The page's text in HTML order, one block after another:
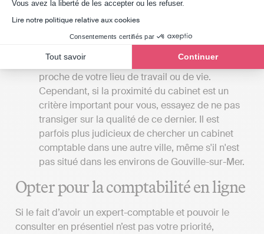
Vous avez la liberté de les accepter ou les refuser.
Lire notre politique relative aux cookies
Consentements certifiés par
Tout savoir Continuer
La proximité du cabinet
rendre dans un cabinet d’expertise comptable
dans les environs de Gouville-sur-Mer pour
rencontrer votre expert, autant qu’il soit au plus
proche de votre lieu de travail ou de vie.
Cependant, si la proximité du cabinet est un
critère important pour vous, essayez de ne pas
transiger sur la qualité de ce dernier. Il est
parfois plus judicieux de chercher un cabinet
comptable dans une autre ville, même s'il n'est
pas situé dans les environs de Gouville-sur-Mer.
Opter pour la comptabilité en ligne
Si le fait d’avoir un expert-comptable et pouvoir le
consulter en présentiel n’est pas votre priorité,